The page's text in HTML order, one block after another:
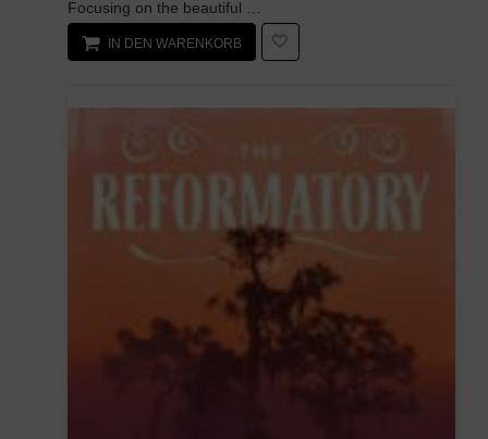
Focusing on the beautiful artwork of Guerrilla Games' Horizon Zero Dawn this is an in-depth insig...
IN DEN WARENKORB